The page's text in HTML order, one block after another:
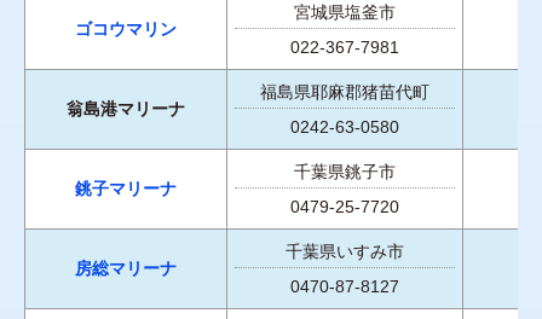
ゴコウマリン
宮城県塩釜市
022-367-7981
翁島港マリーナ
福島県耶麻郡猪苗代町
0242-63-0580
銚子マリーナ
千葉県銚子市
0479-25-7720
房総マリーナ
千葉県いすみ市
0470-87-8127